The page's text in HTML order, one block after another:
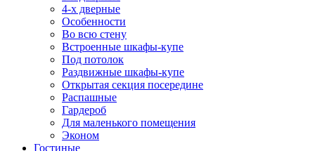
4-х дверные
Особенности
Во всю стену
Встроенные шкафы-купе
Под потолок
Раздвижные шкафы-купе
Открытая секция посередине
Распашные
Гардероб
Для маленького помещения
Эконом
Гостиные